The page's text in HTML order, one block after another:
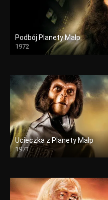
Podbój Planety Małp
1972
Ucieczka z Planety Małp
1971